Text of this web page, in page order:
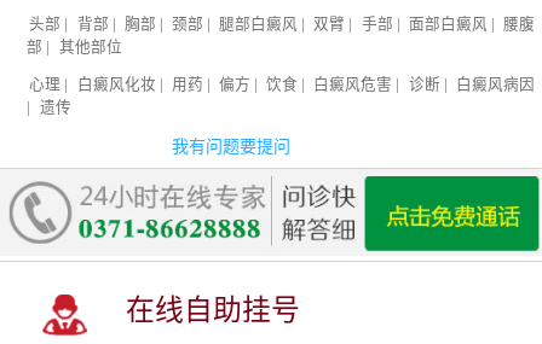
头部 | 背部 | 胸部 | 颈部 | 腿部白癜风 | 双臂 | 手部 | 面部白癜风 |
腰腹
部 | 其他部位
心理 白癜风化妆 用药 偏方 饮食 白癜风危害 诊断
白癜风病因
遗传
我有问题要提问
在线自助挂号